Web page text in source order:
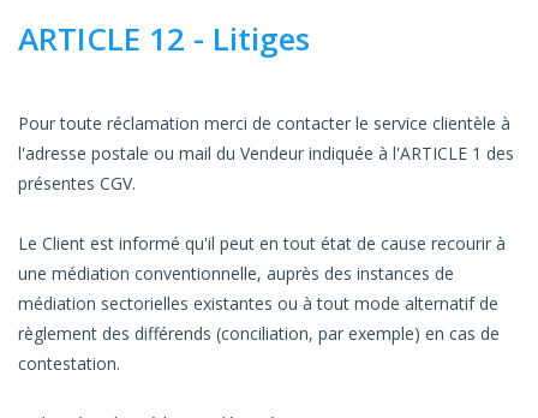
ARTICLE 12 - Litiges
Pour toute réclamation merci de contacter le service clientèle à
l'adresse postale ou mail du Vendeur indiquée à l'ARTICLE 1 des
présentes CGV.
Le Client est informé qu'il peut en tout état de cause recourir à
une médiation conventionnelle, auprès des instances de
médiation sectorielles existantes ou à tout mode alternatif de
règlement des différends (conciliation, par exemple) en cas de
contestation.